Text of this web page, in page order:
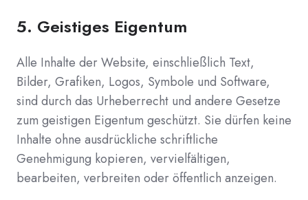
5. Geistiges Eigentum
Alle Inhalte der Website, einschließlich Text,
Bilder, Grafiken, Logos, Symbole und Software,
sind durch das Urheberrecht und andere Gesetze
zum geistigen Eigentum geschützt. Sie dürfen keine
Inhalte ohne ausdrückliche schriftliche
Genehmigung kopieren, vervielfältigen,
bearbeiten, verbreiten oder öffentlich anzeigen.